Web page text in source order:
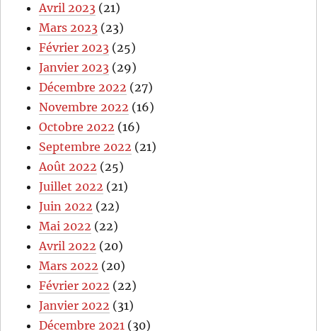
Avril 2023 (21)
Mars 2023 (23)
Février 2023 (25)
Janvier 2023 (29)
Décembre 2022 (27)
Novembre 2022 (16)
Octobre 2022 (16)
Septembre 2022 (21)
Août 2022 (25)
Juillet 2022 (21)
Juin 2022 (22)
Mai 2022 (22)
Avril 2022 (20)
Mars 2022 (20)
Février 2022 (22)
Janvier 2022 (31)
Décembre 2021 (30)